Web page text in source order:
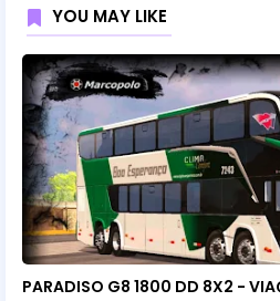
YOU MAY LIKE
PARADISO G8 1800 DD 8X2 -